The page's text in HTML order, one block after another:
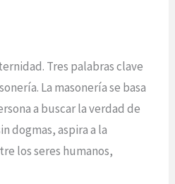
Tres palabras clave
La masonería se basa
a buscar la verdad de
dogmas, aspira a la
los seres humanos,